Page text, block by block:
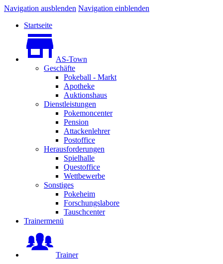
Navigation ausblenden Navigation einblenden
Startseite
AS-Town
Geschäfte
Pokeball - Markt
Apotheke
Auktionshaus
Dienstleistungen
Pokemoncenter
Pension
Attackenlehrer
Postoffice
Herausforderungen
Spielhalle
Questoffice
Wettbewerbe
Sonstiges
Pokeheim
Forschungslabore
Tauschcenter
Trainermenü
Trainer